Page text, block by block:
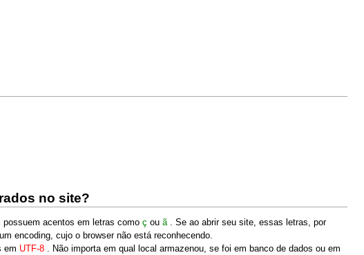
no site?
acentos em letras como ç ou ã
. Se ao abrir seu site, essas letras, por
encoding, cujo o browser não está reconhecendo.
em UTF-8
. Não importa em qual local armazenou, se foi em banco de dados ou em